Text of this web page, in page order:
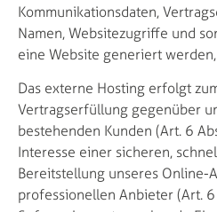
Kommunikationsdaten,
Namen, Websitezugriffe und
eine Website generiert
Das externe Hosting erfolgt
Vertragserfüllung gegenüber
bestehenden Kunden (Art. 6
Interesse einer sicheren,
Bereitstellung unseres Online-
professionellen Anbieter (Art. 6